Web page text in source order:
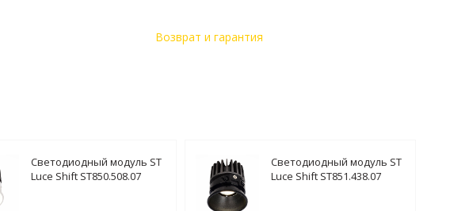
Возврат и гарантия
Светодиодный модуль ST
Luce Shift ST850.508.07
Светодиодный модуль ST
Luce Shift ST851.438.07